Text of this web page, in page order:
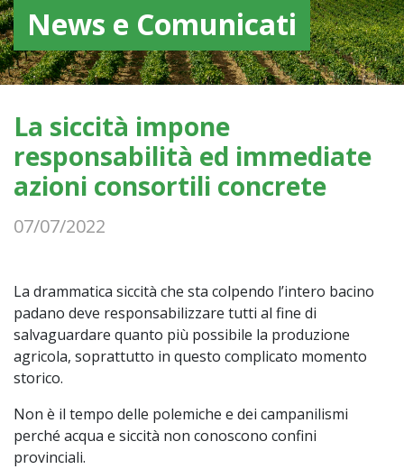
News e Comunicati
La siccità impone
responsabilità ed immediate
azioni consortili concrete
07/07/2022
La drammatica siccità che sta colpendo l’intero bacino
padano deve responsabilizzare tutti al fine di
salvaguardare quanto più possibile la produzione
agricola, soprattutto in questo complicato momento
storico.
Non è il tempo delle polemiche e dei campanilismi
perché acqua e siccità non conoscono confini
provinciali.